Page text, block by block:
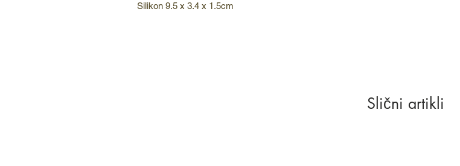
Silikon 9.5 x 3.4 x 1.5cm
Slični artikli